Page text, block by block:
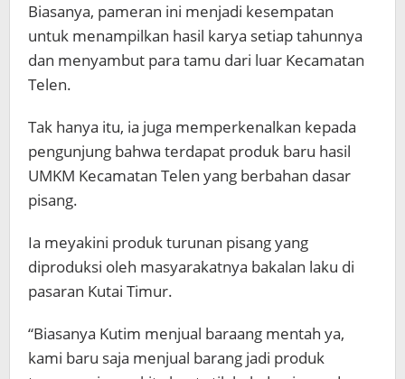
Biasanya, pameran ini menjadi kesempatan
untuk menampilkan hasil karya setiap tahunnya
dan menyambut para tamu dari luar Kecamatan
Telen.
Tak hanya itu, ia juga memperkenalkan kepada
pengunjung bahwa terdapat produk baru hasil
UMKM Kecamatan Telen yang berbahan dasar
pisang.
Ia meyakini produk turunan pisang yang
diproduksi oleh masyarakatnya bakalan laku di
pasaran Kutai Timur.
“Biasanya Kutim menjual baraang mentah ya,
kami baru saja menjual barang jadi produk